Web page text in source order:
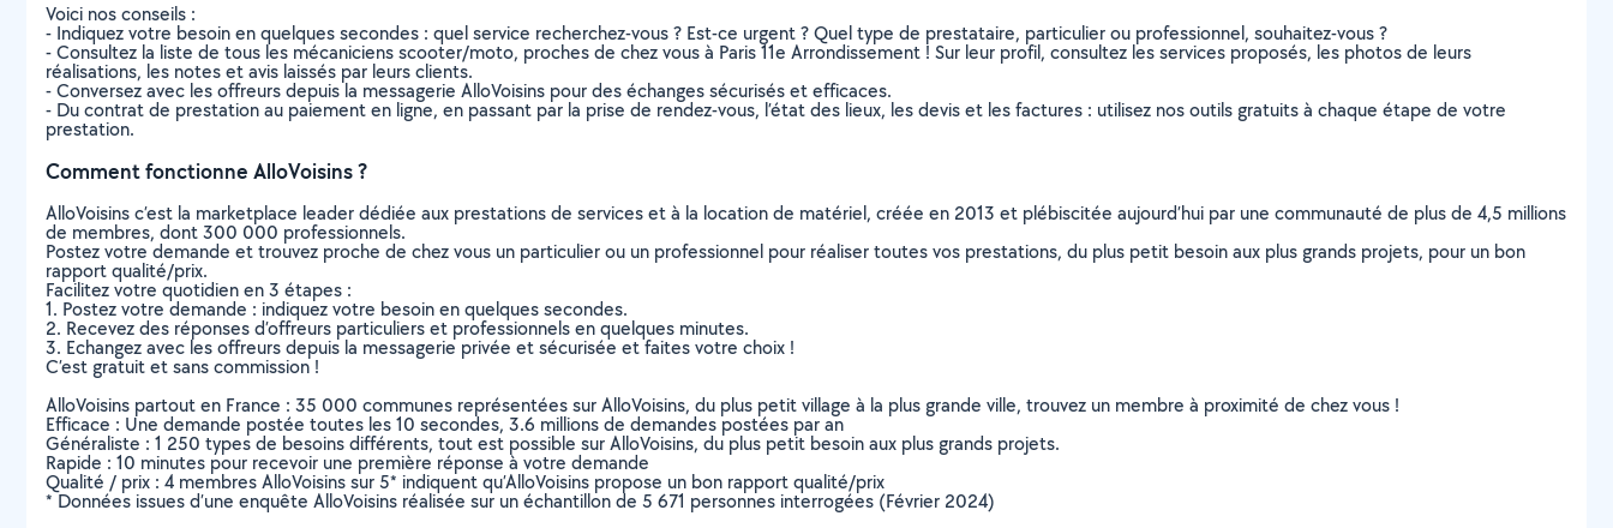
Voici nos conseils :
- Indiquez votre besoin en quelques secondes : quel service recherchez-vous ? Est-ce urgent ? Quel type de prestataire, particulier ou professionnel, souhaitez-vous ?
- Consultez la liste de tous les mécaniciens scooter/moto, proches de chez vous à Paris 11e Arrondissement ! Sur leur profil, consultez les services proposés, les photos de leurs
réalisations, les notes et avis laissés par leurs clients.
- Conversez avec les offreurs depuis la messagerie AlloVoisins pour des échanges sécurisés et efficaces.
- Du contrat de prestation au paiement en ligne, en passant par la prise de rendez-vous, l’état des lieux, les devis et les factures : utilisez nos outils gratuits à chaque étape de votre
prestation.
Comment fonctionne AlloVoisins ?
AlloVoisins c’est la marketplace leader dédiée aux prestations de services et à la location de matériel, créée en 2013 et plébiscitée aujourd’hui par une communauté de plus de 4,5 millions
de membres, dont 300 000 professionnels.
Postez votre demande et trouvez proche de chez vous un particulier ou un professionnel pour réaliser toutes vos prestations, du plus petit besoin aux plus grands projets, pour un bon
rapport qualité/prix.
Facilitez votre quotidien en 3 étapes :
1. Postez votre demande : indiquez votre besoin en quelques secondes.
2. Recevez des réponses d’offreurs particuliers et professionnels en quelques minutes.
3. Echangez avec les offreurs depuis la messagerie privée et sécurisée et faites votre choix !
C’est gratuit et sans commission !
AlloVoisins partout en France : 35 000 communes représentées sur AlloVoisins, du plus petit village à la plus grande ville, trouvez un membre à proximité de chez vous !
Efficace : Une demande postée toutes les 10 secondes, 3.6 millions de demandes postées par an
Généraliste : 1 250 types de besoins différents, tout est possible sur AlloVoisins, du plus petit besoin aux plus grands projets.
Rapide : 10 minutes pour recevoir une première réponse à votre demande
Qualité / prix : 4 membres AlloVoisins sur 5* indiquent qu’AlloVoisins propose un bon rapport qualité/prix
* Données issues d’une enquête AlloVoisins réalisée sur un échantillon de 5 671 personnes interrogées (Février 2024)